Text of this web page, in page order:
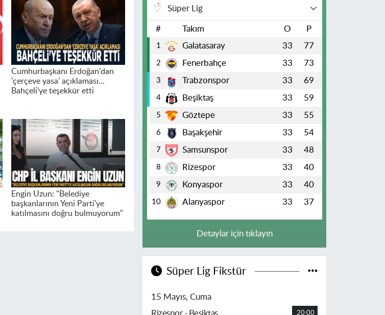
Cumhurbaşkanı Erdoğan'dan
'çerçeve yasa' açıklaması...
Bahçeli'ye teşekkür etti
Engin Uzun: "Belediye
başkanlarının Yeni Parti'ye
katılmasını doğru bulmuyorum"
Süper Lig
# Takım O P
1 Galatasaray 33 77
2 Fenerbahçe 33 73
3 Trabzonspor 33 69
4 Beşiktaş 33 59
5 Göztepe 33 55
6 Başakşehir 33 54
7 Samsunspor 33 48
8 Rizespor 33 40
9 Konyaspor 33 40
10 Alanyaspor 33 37
Detaylar için tıklayın
Süper Lig Fikstür
15 Mayıs, Cuma
Rizespor - Beşiktaş
20:00